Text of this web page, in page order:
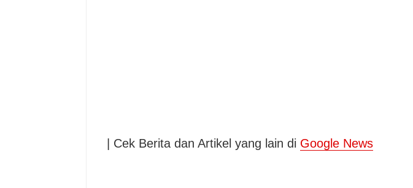
| Cek Berita dan Artikel yang lain di Google News